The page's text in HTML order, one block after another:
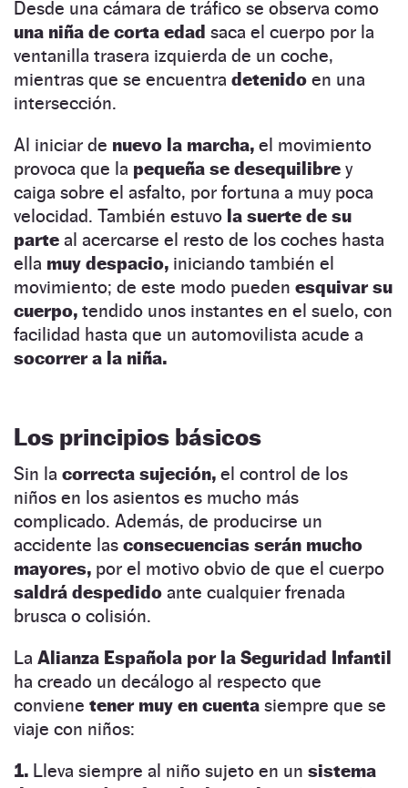
Desde una cámara de tráfico se observa como
una niña de corta edad saca el cuerpo por la
ventanilla trasera izquierda de un coche,
mientras que se encuentra detenido en una
intersección.
Al iniciar de nuevo la marcha, el movimiento
provoca que la pequeña se desequilibre y
caiga sobre el asfalto, por fortuna a muy poca
velocidad. También estuvo la suerte de su
parte al acercarse el resto de los coches hasta
ella muy despacio, iniciando también el
movimiento; de este modo pueden esquivar su
cuerpo, tendido unos instantes en el suelo, con
facilidad hasta que un automovilista acude a
socorrer a la niña.
Los principios básicos
Sin la correcta sujeción, el control de los
niños en los asientos es mucho más
complicado. Además, de producirse un
accidente las consecuencias serán mucho
mayores, por el motivo obvio de que el cuerpo
saldrá despedido ante cualquier frenada
brusca o colisión.
La Alianza Española por la Seguridad Infantil
ha creado un decálogo al respecto que
conviene tener muy en cuenta siempre que se
viaje con niños:
1. Lleva siempre al niño sujeto en un sistema